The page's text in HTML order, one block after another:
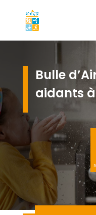
Bulle
aidants